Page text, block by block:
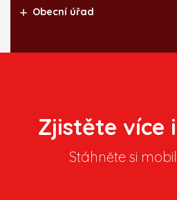
Obecní úřad
Zjistěte více
Stáhněte si